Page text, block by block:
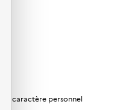
à caractère personnel